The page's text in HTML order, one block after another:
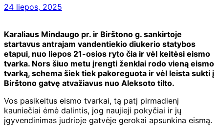
24 liepos, 2025
Karaliaus Mindaugo pr. ir Birštono g. sankirtoje
startavus antrajam vandentiekio diukerio statybos
etapui, nuo liepos 21-osios ryto čia ir vėl keitėsi eismo
tvarka. Nors šiuo metu įrengti ženklai rodo vieną eismo
tvarką, schema šiek tiek pakoreguota ir vėl leista sukti į
Birštono gatvę atvažiavus nuo Aleksoto tilto.
Vos pasikeitus eismo tvarkai, tą patį pirmadienį
kauniečiai ėmė dalintis, jog naujieji pokyčiai ir jų
įgyvendinimas judrioje gatvėje gerokai apsunkina eismą.